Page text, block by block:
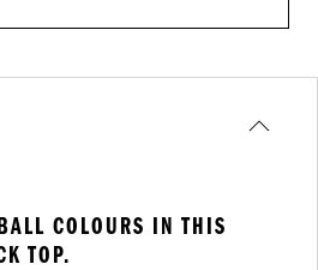
COLOURS IN THIS
TOP.